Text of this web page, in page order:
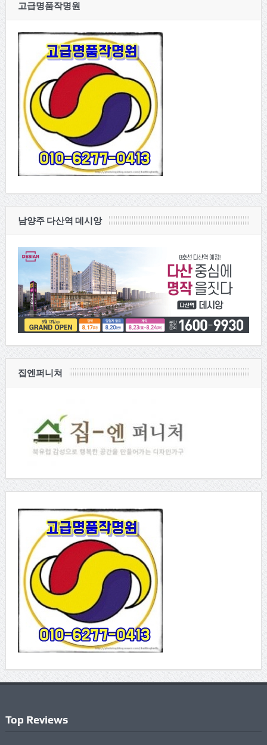
고급명품작명원
남양주 다산역 데시앙
집엔퍼니쳐
Top Reviews